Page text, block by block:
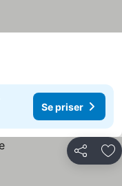
Se priser
Del